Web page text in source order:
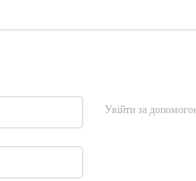
Увійти за